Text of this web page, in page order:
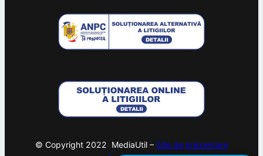
© Copyright 2022 MediaUtil – Site de prezentare